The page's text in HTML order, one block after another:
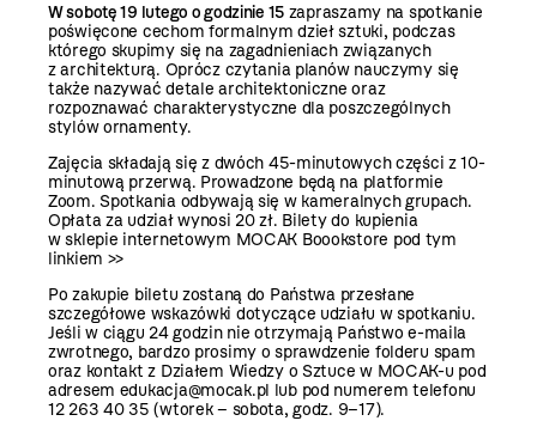
W sobotę 19 lutego o godzinie 15 zapraszamy na spotkanie
poświęcone cechom formalnym dzieł sztuki, podczas
którego skupimy się na zagadnieniach związanych
z architekturą. Oprócz czytania planów nauczymy się
także nazywać detale architektoniczne oraz
rozpoznawać charakterystyczne dla poszczególnych
stylów ornamenty.
Zajęcia składają się z dwóch 45-minutowych części z 10-
minutową przerwą. Prowadzone będą na platformie
Zoom. Spotkania odbywają się w kameralnych grupach.
Opłata za udział wynosi 20 zł. Bilety do kupienia
w sklepie internetowym MOCAK Boookstore pod tym
linkiem >>
Po zakupie biletu zostaną do Państwa przesłane
szczegółowe wskazówki dotyczące udziału w spotkaniu.
Jeśli w ciągu 24 godzin nie otrzymają Państwo e-maila
zwrotnego, bardzo prosimy o sprawdzenie folderu spam
oraz kontakt z Działem Wiedzy o Sztuce w MOCAK-u pod
adresem edukacja@mocak.pl lub pod numerem telefonu
12 263 40 35 (wtorek – sobota, godz. 9–17).